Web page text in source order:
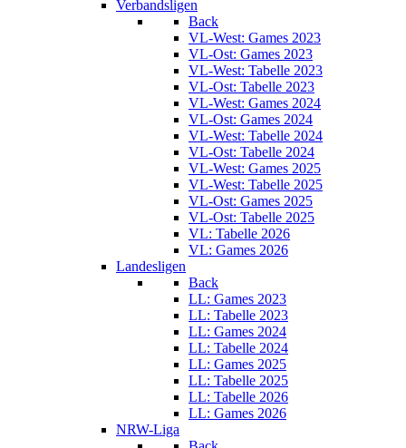
Verbandsligen
Back
VL-West: Games 2023
VL-Ost: Games 2023
VL-West: Tabelle 2023
VL-Ost: Tabelle 2023
VL-West: Games 2024
VL-Ost: Games 2024
VL-West: Tabelle 2024
VL-Ost: Tabelle 2024
VL-West: Games 2025
VL-West: Tabelle 2025
VL-Ost: Games 2025
VL-Ost: Tabelle 2025
VL: Tabelle 2026
VL: Games 2026
Landesligen
Back
LL: Games 2023
LL: Tabelle 2023
LL: Games 2024
LL: Tabelle 2024
LL: Games 2025
LL: Tabelle 2025
LL: Tabelle 2026
LL: Games 2026
NRW-Liga